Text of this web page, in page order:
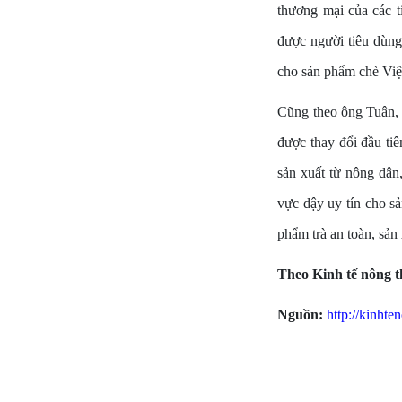
thương mại của các
được người tiêu
cho sản phẩm chè
Cũng theo ông
được thay đổi đầu
sản xuất từ nông
vực dậy uy tín cho
phẩm trà an toàn,
Theo Kinh tế nông
Nguồn:http://